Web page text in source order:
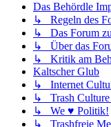
Das Behördle
↳ Regeln des
↳ Das Forum
↳ Über das
↳ Kritik am
Kaltscher Glub
↳ Internet
↳ Trash
↳ We ♥ Politik!
↳ Trashfreie